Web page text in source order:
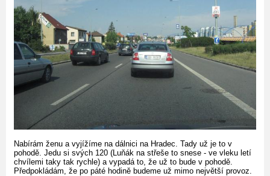
Nabírám ženu a vyjížíme na dálnici na Hradec. Tady už je to v
pohodě. Jedu si svých 120 (Luňák na střeše to snese - ve vleku letí
chvílemi taky tak rychle) a vypadá to, že už to bude v pohodě.
Předpokládám, že po páté hodině budeme už mimo největší provoz.